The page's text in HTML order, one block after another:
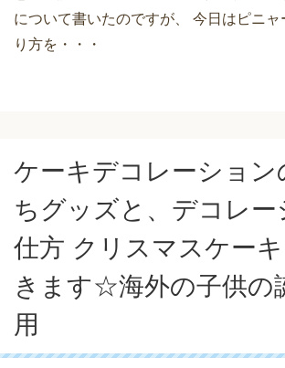
について書いたのですが、 今日はピニ
り方を・・・
ケーキデコレーション
ちグッズと、デコレー
仕方 クリスマスケー
きます☆海外の子供の
用